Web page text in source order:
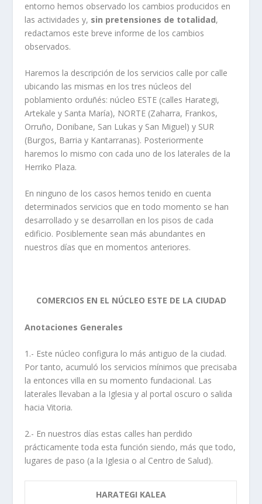
entorno hemos observado los cambios producidos en
las actividades y, sin pretensiones de totalidad,
redactamos este breve informe de los cambios
observados.
Haremos la descripción de los servicios calle por calle
ubicando las mismas en los tres núcleos del
poblamiento orduñés: núcleo ESTE (calles Harategi,
Artekale y Santa María), NORTE (Zaharra, Frankos,
Orruño, Donibane, San Lukas y San Miguel) y SUR
(Burgos, Barria y Kantarranas). Posteriormente
haremos lo mismo con cada uno de los laterales de la
Herriko Plaza.
En ninguno de los casos hemos tenido en cuenta
determinados servicios que en todo momento se han
desarrollado y se desarrollan en los pisos de cada
edificio. Posiblemente sean más abundantes en
nuestros días que en momentos anteriores.
COMERCIOS EN EL NÚCLEO ESTE DE LA CIUDAD
Anotaciones Generales
1.- Este núcleo configura lo más antiguo de la ciudad.
Por tanto, acumuló los servicios mínimos que precisaba
la entonces villa en su momento fundacional. Las
laterales llevaban a la Iglesia y al portal oscuro o salida
hacia Vitoria.
2.- En nuestros días estas calles han perdido
prácticamente toda esta función siendo, más que todo,
lugares de paso (a la Iglesia o al Centro de Salud).
HARATEGI KALEA